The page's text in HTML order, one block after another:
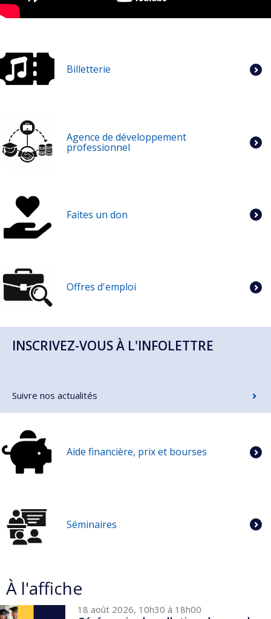
Billetterie
Agence de développement
professionnel
Faites un don
Offres d'emploi
INSCRIVEZ-VOUS À L'INFOLETTRE
Suivre nos actualités
Aide financière, prix et bourses
Séminaires
À l'affiche
18 août 2026, 10h30 à 18h00